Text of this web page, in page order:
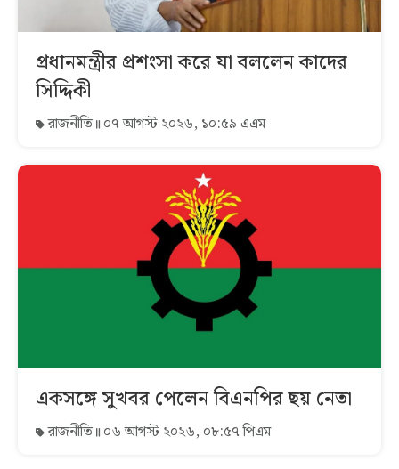
প্রধানমন্ত্রীর প্রশংসা করে যা বললেন কাদের
সিদ্দিকী
রাজনীতি ০৭ আগস্ট ২০২৬, ১০:৫৯ এএম
একসঙ্গে সুখবর পেলেন বিএনপির ছয় নেতা
রাজনীতি ০৬ আগস্ট ২০২৬, ০৮:৫৭ পিএম